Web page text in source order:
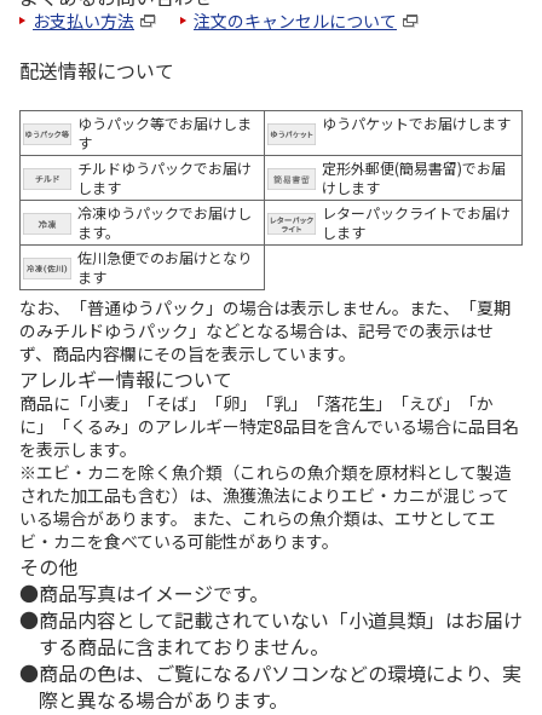
お支払い方法 注文のキャンセルについて
配送情報について
ゆうパック等でお届けしま
す
ゆうパケットでお届けします
チルドゆうパックでお届け
します
定形外郵便(簡易書留)でお届
けします
冷凍ゆうパックでお届けし
ます。
レターパックライトでお届け
します
佐川急便でのお届けとなり
ます
なお、「普通ゆうパック」の場合は表示しません。また、「夏期
のみチルドゆうパック」などとなる場合は、記号での表示はせ
ず、商品内容欄にその旨を表示しています。
アレルギー情報について
商品に「小麦」「そば」「卵」「乳」「落花生」「えび」「か
に」「くるみ」のアレルギー特定8品目を含んでいる場合に品目名
を表示します。
※エビ・カニを除く魚介類（これらの魚介類を原材料として製造
された加工品も含む）は、漁獲漁法によりエビ・カニが混じって
いる場合があります。 また、これらの魚介類は、エサとしてエ
ビ・カニを食べている可能性があります。
その他
商品写真はイメージです。
商品内容として記載されていない「小道具類」はお届け
する商品に含まれておりません。
商品の色は、ご覧になるパソコンなどの環境により、実
際と異なる場合があります。